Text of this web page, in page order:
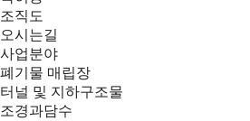
조직도
오시는길
사업분야
폐기물 매립장
터널 및 지하구조물
조경과담수